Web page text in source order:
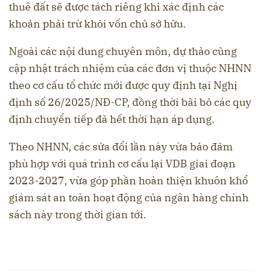
thuê đất sẽ được tách riêng khi xác định các
khoản phải trừ khỏi vốn chủ sở hữu.
Ngoài các nội dung chuyên môn, dự thảo cũng
cập nhật trách nhiệm của các đơn vị thuộc NHNN
theo cơ cấu tổ chức mới được quy định tại Nghị
định số 26/2025/NĐ-CP, đồng thời bãi bỏ các quy
định chuyển tiếp đã hết thời hạn áp dụng.
Theo NHNN, các sửa đổi lần này vừa bảo đảm
phù hợp với quá trình cơ cấu lại VDB giai đoạn
2023-2027, vừa góp phần hoàn thiện khuôn khổ
giám sát an toàn hoạt động của ngân hàng chính
sách này trong thời gian tới.